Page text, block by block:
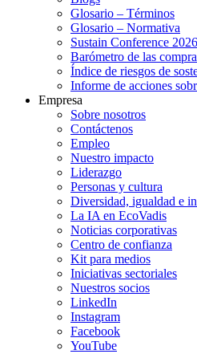
Glosario – Términos
Glosario – Normativa
Sustain Conference 2026
Barómetro de las
Índice de riesgos de
Informe de acciones
Empresa
Sobre nosotros
Contáctenos
Empleo
Nuestro impacto
Liderazgo
Personas y cultura
Diversidad, igualdad e
La IA en EcoVadis
Noticias corporativas
Centro de confianza
Kit para medios
Iniciativas sectoriales
Nuestros socios
LinkedIn
Instagram
Facebook
YouTube